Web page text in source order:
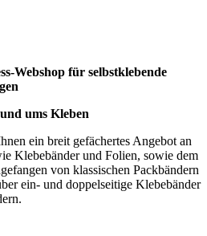
Webshop für selbstklebende
ums Kleben
ein breit gefächertes Angebot an
Klebebänder und Folien, sowie dem
von klassischen Packbändern
ein- und doppelseitige Klebebänder